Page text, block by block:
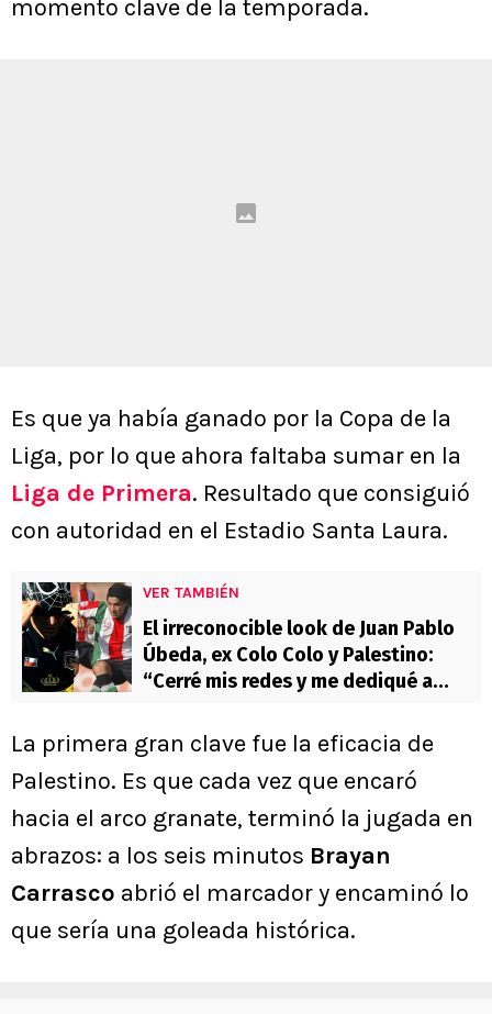
momento clave de la temporada.
Es que ya había ganado por la Copa de la
Liga, por lo que ahora faltaba sumar en la
Liga de Primera. Resultado que consiguió
con autoridad en el Estadio Santa Laura.
VER TAMBIÉN
El irreconocible look de Juan Pablo
Úbeda, ex Colo Colo y Palestino:
“Cerré mis redes y me dediqué a
La primera gran clave fue la eficacia de
Palestino. Es que cada vez que encaró
hacia el arco granate, terminó la jugada en
abrazos: a los seis minutos Brayan
Carrasco abrió el marcador y encaminó lo
que sería una goleada histórica.